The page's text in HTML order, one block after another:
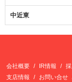
中近東
会社概要 IR情報
支店情報
お問い合せ